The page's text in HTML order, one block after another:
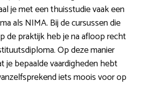
je met een thuisstudie vaak een
als NIMA. Bij de cursussen die
de praktijk heb je na afloop recht
Op deze manier
je bepaalde vaardigheden hebt
iets moois voor op